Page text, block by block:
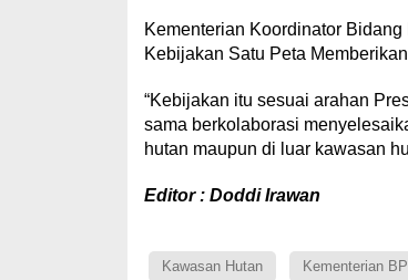
Kementerian Koordinator
Kebijakan Satu Peta
“Kebijakan itu sesuai arahan
sama berkolaborasi
hutan maupun di luar kawasan
Editor : Doddi Irawan
Kawasan Hutan Kementerian